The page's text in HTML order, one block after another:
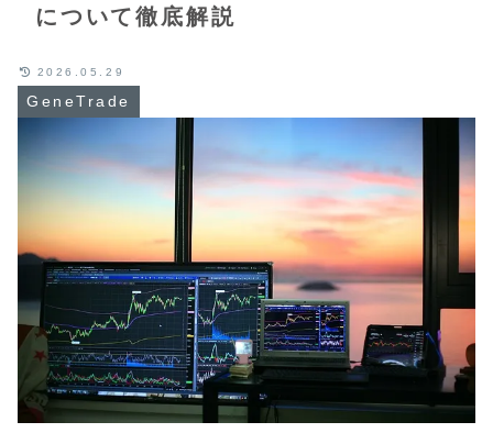
について徹底解説
GeneTrade
2026.05.29